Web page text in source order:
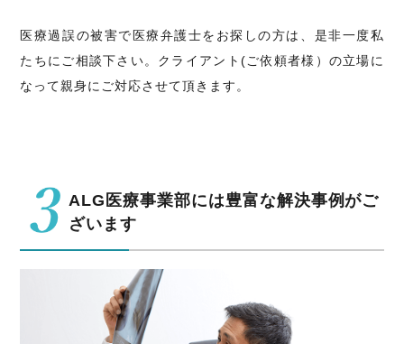
医療過誤の被害で医療弁護士をお探しの方は、是非一度私
たちにご相談下さい。クライアント(ご依頼者様）の立場に
なって親身にご対応させて頂きます。
ALG医療事業部には豊富な解決事例がご
ざいます